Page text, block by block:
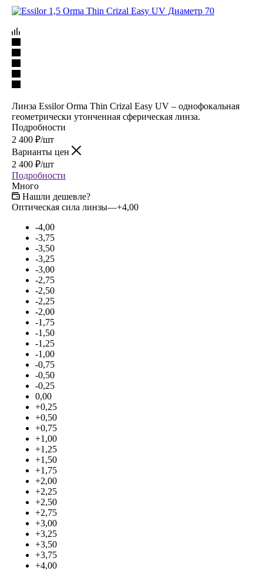
Линза Essilor Orma Thin Crizal Easy UV – однофокальная
геометрически утонченная сферическая линза.
Подробности
2 400 ₽/шт
Варианты цен
2 400 ₽/шт
Подробности
Много
Нашли дешевле?
Оптическая сила линзы—+4,00
-4,00
-3,75
-3,50
-3,25
-3,00
-2,75
-2,50
-2,25
-2,00
-1,75
-1,50
-1,25
-1,00
-0,75
-0,50
-0,25
0,00
+0,25
+0,50
+0,75
+1,00
+1,25
+1,50
+1,75
+2,00
+2,25
+2,50
+2,75
+3,00
+3,25
+3,50
+3,75
+4,00